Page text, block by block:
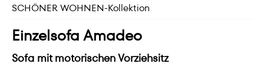
SCHÖNER WOHNEN-Kollektion
Einzelsofa Amadeo
Sofa mit motorischen Vorziehsitz